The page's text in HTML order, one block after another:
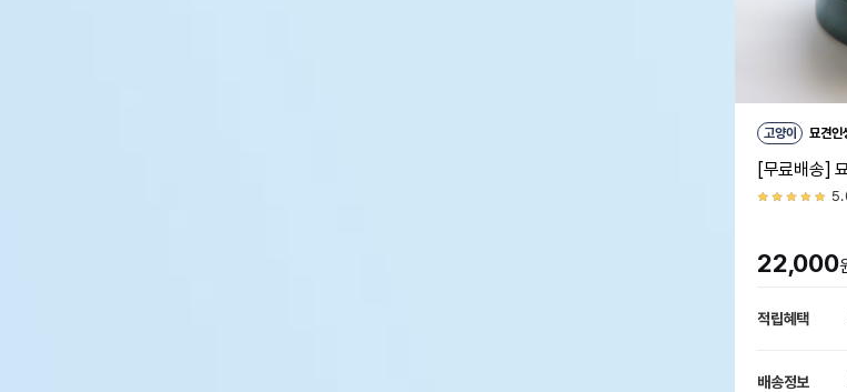
고양이 묘견인
[무료배송]
22,000
적립혜택
배송정보